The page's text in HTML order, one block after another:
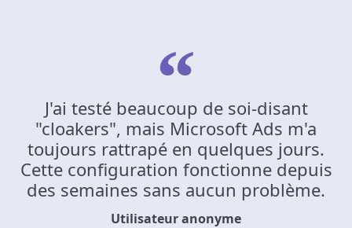
J'ai testé beaucoup de soi-disant
"cloakers", mais Microsoft Ads m'a
toujours rattrapé en quelques jours.
Cette configuration fonctionne depuis
des semaines sans aucun problème.
Utilisateur anonyme